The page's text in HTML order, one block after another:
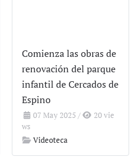
Comienza las obras de
renovación del parque
infantil de Cercados de
Espino
07 May 2025 /
20 vie
ws
Videoteca